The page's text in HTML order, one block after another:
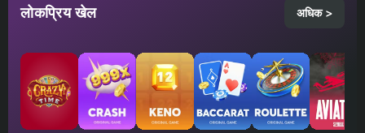
लोकप्रिय खेल अधिक >